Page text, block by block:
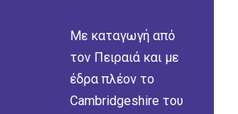
Με καταγωγή από
τον Πειραιά και με
έδρα πλέον το
Cambridgeshire του